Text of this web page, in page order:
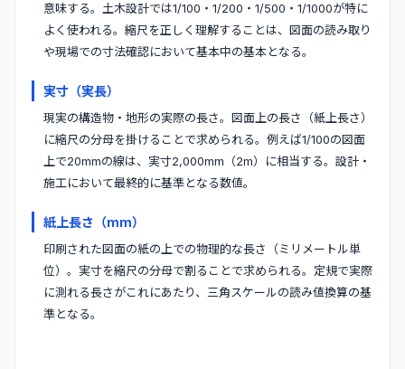
意味する。土木設計では1/100・1/200・1/500・1/1000が特に
よく使われる。縮尺を正しく理解することは、図面の読み取り
や現場での寸法確認において基本中の基本となる。
実寸（実長）
現実の構造物・地形の実際の長さ。図面上の長さ（紙上長さ）
に縮尺の分母を掛けることで求められる。例えば1/100の図面
上で20mmの線は、実寸2,000mm（2m）に相当する。設計・
施工において最終的に基準となる数値。
紙上長さ（mm）
印刷された図面の紙の上での物理的な長さ（ミリメートル単
位）。実寸を縮尺の分母で割ることで求められる。定規で実際
に測れる長さがこれにあたり、三角スケールの読み値換算の基
準となる。